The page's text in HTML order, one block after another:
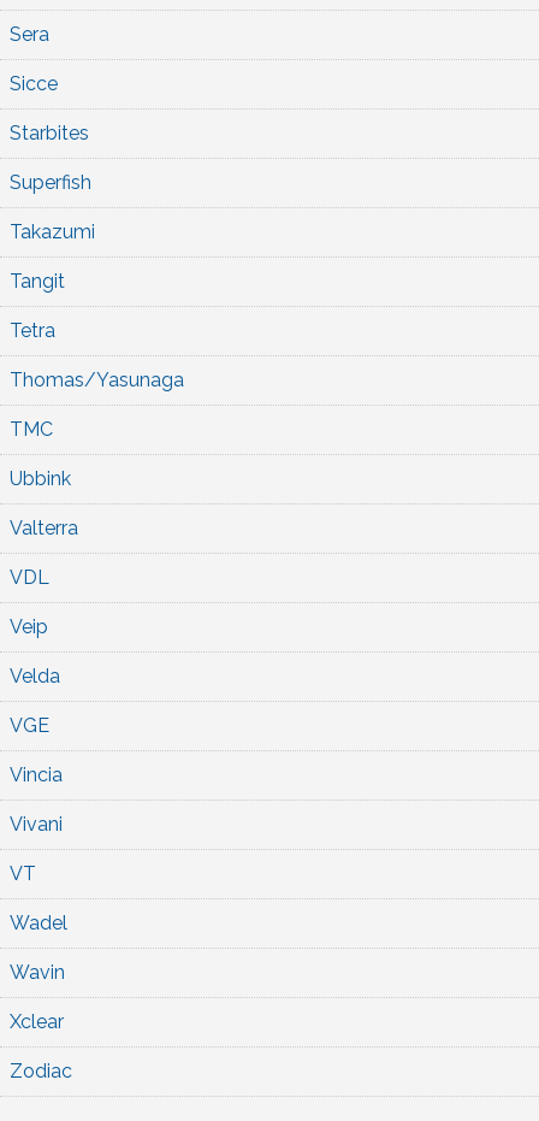
Sera
Sicce
Starbites
Superfish
Takazumi
Tangit
Tetra
Thomas/Yasunaga
TMC
Ubbink
Valterra
VDL
Veip
Velda
VGE
Vincia
Vivani
VT
Wadel
Wavin
Xclear
Zodiac